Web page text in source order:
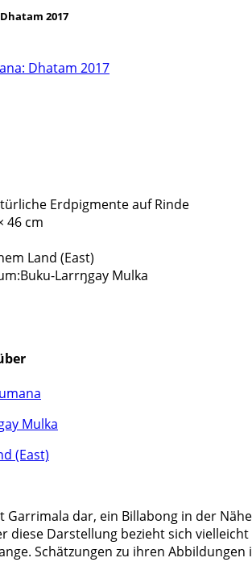
2017
Erdpigmente auf Rinde
46 cm
Land (East)
Buku-Larrŋgay Mulka
Mulka
(East)
Garrimala dar, ein Billabong in der
diese Darstellung bezieht sich
Schätzungen zu ihren